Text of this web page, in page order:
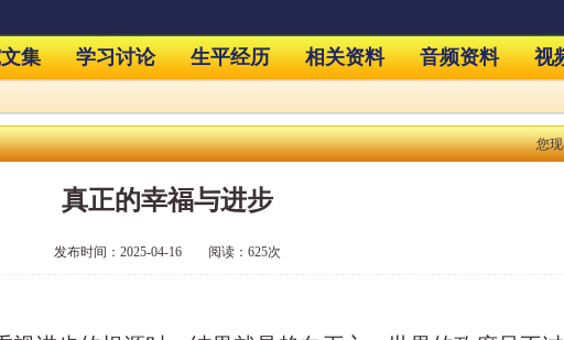
集 学习讨论 生平经历 相关资料 音频资料 视
您
真正的幸福与进步
发布时间：2025-04-16 阅读：625次